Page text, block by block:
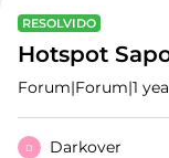
RESOLVIDO
Hotspot
Forum|Forum|1
D Darkover